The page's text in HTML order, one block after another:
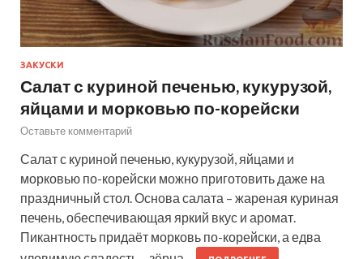
ЗАКУСКИ
Салат с куриной печенью, кукурузой,
яйцами и морковью по-корейски
Оставьте комментарий
Салат с куриной печенью, кукурузой, яйцами и
морковью по-корейски можно приготовить даже на
праздничный стол. Основа салата – жареная куриная
печень, обеспечивающая яркий вкус и аромат.
Пикантность придаёт морковь по-корейски, а едва